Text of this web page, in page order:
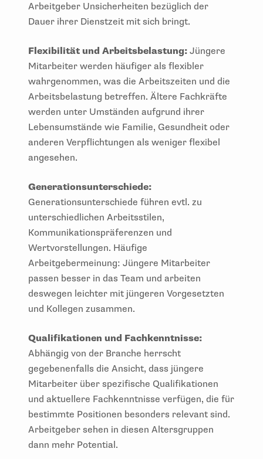
Arbeitgeber Unsicherheiten bezüglich der
Dauer ihrer Dienstzeit mit sich bringt.
Flexibilität und Arbeitsbelastung: Jüngere
Mitarbeiter werden häufiger als flexibler
wahrgenommen, was die Arbeitszeiten und die
Arbeitsbelastung betreffen. Ältere Fachkräfte
werden unter Umständen aufgrund ihrer
Lebensumstände wie Familie, Gesundheit oder
anderen Verpflichtungen als weniger flexibel
angesehen.
Generationsunterschiede:
Generationsunterschiede führen evtl. zu
unterschiedlichen Arbeitsstilen,
Kommunikationspräferenzen und
Wertvorstellungen. Häufige
Arbeitgebermeinung: Jüngere Mitarbeiter
passen besser in das Team und arbeiten
deswegen leichter mit jüngeren Vorgesetzten
und Kollegen zusammen.
Qualifikationen und Fachkenntnisse:
Abhängig von der Branche herrscht
gegebenenfalls die Ansicht, dass jüngere
Mitarbeiter über spezifische Qualifikationen
und aktuellere Fachkenntnisse verfügen, die für
bestimmte Positionen besonders relevant sind.
Arbeitgeber sehen in diesen Altersgruppen
dann mehr Potential.